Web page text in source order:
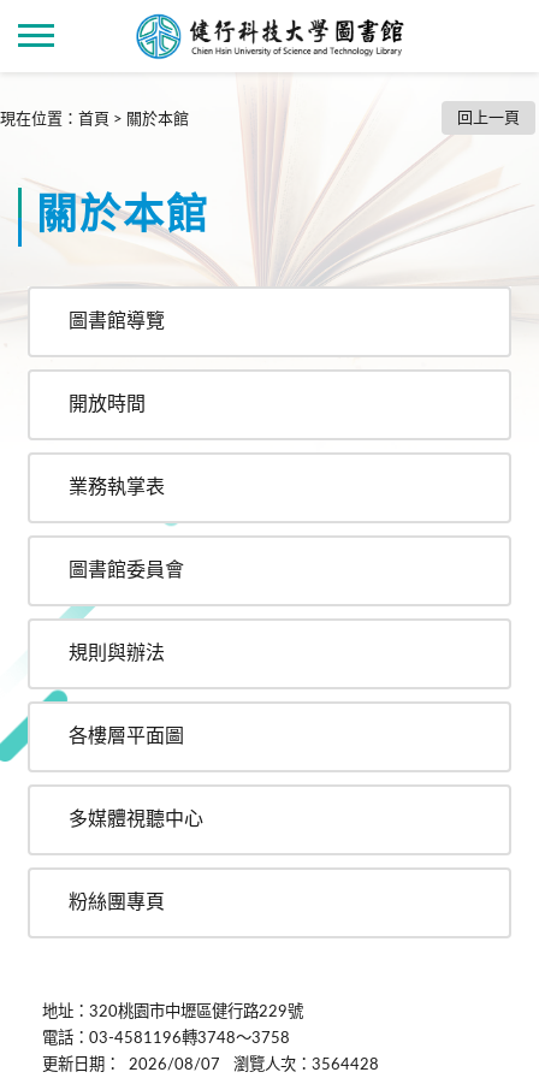
現在位置 ： 首頁 > 關於本館 回上一頁
關於本館
圖書館導覽
開放時間
業務執掌表
圖書館委員會
規則與辦法
各樓層平面圖
多媒體視聽中心
粉絲團專頁
地址：320桃園市中壢區健行路229號
電話：03-4581196轉3748～3758
更新日期：
2026/08/07 瀏覽人次：3564428